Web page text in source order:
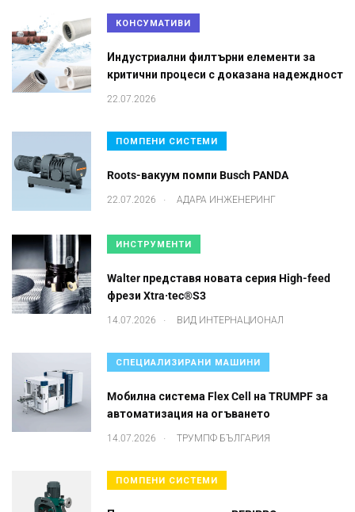
КОНСУМАТИВИ
Индустриални филтърни елементи за
критични процеси с доказана надеждност
22.07.2026
ПОМПЕНИ СИСТЕМИ
Roots-вакуум помпи Busch PANDA
22.07.2026 . АДАРА ИНЖЕНЕРИНГ
ИНСТРУМЕНТИ
Walter представя новата серия High-feed
фрези Xtra·tec®S3
14.07.2026 . ВИД ИНТЕРНАЦИОНАЛ
СПЕЦИАЛИЗИРАНИ МАШИНИ
Mобилна система Flex Cell на TRUMPF за
автоматизация на огъването
14.07.2026 . ТРУМПФ БЪЛГАРИЯ
ПОМПЕНИ СИСТЕМИ